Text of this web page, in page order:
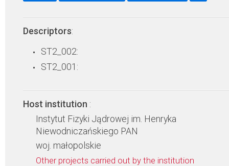
Descriptors:
ST2_002:
ST2_001:
Host institution :
Instytut Fizyki Jądrowej im. Henryka
Niewodniczańskiego PAN
woj. małopolskie
Other projects carried out by the institution